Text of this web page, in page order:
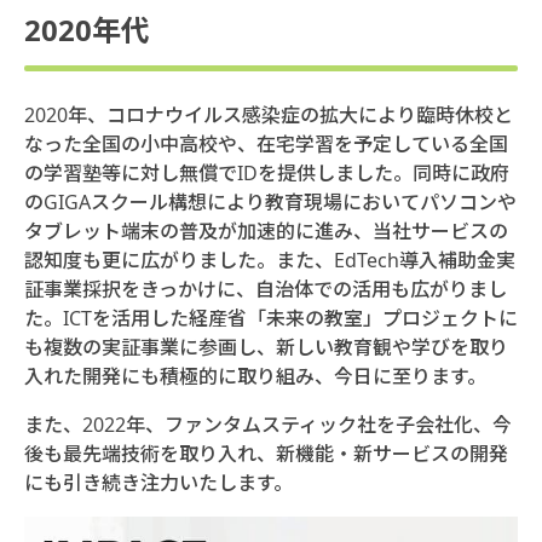
2020年代
2020年、コロナウイルス感染症の拡大により臨時休校と
なった全国の小中高校や、在宅学習を予定している全国
の学習塾等に対し無償でIDを提供しました。同時に政府
のGIGAスクール構想により教育現場においてパソコンや
タブレット端末の普及が加速的に進み、当社サービスの
認知度も更に広がりました。また、EdTech導入補助金実
証事業採択をきっかけに、自治体での活用も広がりまし
た。ICTを活用した経産省「未来の教室」プロジェクトに
も複数の実証事業に参画し、新しい教育観や学びを取り
入れた開発にも積極的に取り組み、今日に至ります。
また、2022年、ファンタムスティック社を子会社化、今
後も最先端技術を取り入れ、新機能・新サービスの開発
にも引き続き注力いたします。